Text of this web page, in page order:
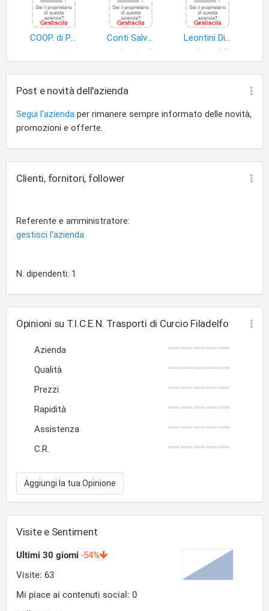
COOP. di Produzione e Lavoro A.R.L. Edilmarket
merci
Conti Salvatore
autoveicoli
Leontini Diesel di Abbadessa Carmelo & C S.a.s
automobili
Post e novità dell'azienda
Segui l'azienda per rimanere sempre informato delle novità,
promozioni e offerte.
Clienti, fornitori, follower
Referente e amministratore:
gestisci l'azienda
N. dipendenti: 1
Opinioni su T.I.C.E.N. Trasporti di Curcio Filadelfo
Azienda
Qualità
Prezzi
Rapidità
Assistenza
C.R.
Aggiungi la tua Opinione
Visite e Sentiment